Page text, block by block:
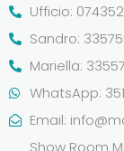
Ufficio:
Sandro:
Mariella:
WhatsApp:
Email:
Show Room